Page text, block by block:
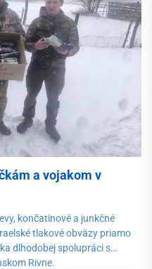
a vojakom v
končatinové a junkčné
tlakové obväzy priamo
dlhodobej spolupráci s
Rivne.